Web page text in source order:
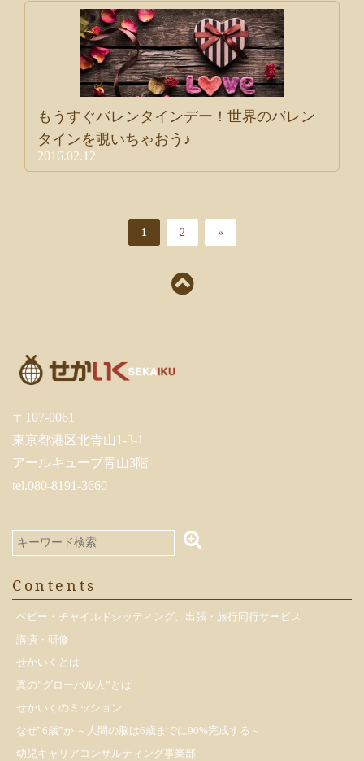
もうすぐバレンタインデー！世界のバレン
タインを覗いちゃおう♪
2016.02.12
1 2 »
〒107-0061
東京都港区北青山1-3-1
アールキューブ青山3階
tel.080-8191-3660
Contents
ベビー・チャイルドシッティング、出張・旅行同行サービス
講演・研修
せかいくとは
真の”グローバル人”とは
せかいくのミッション
なぜ”6歳”か ～人間の脳は6歳までに90%完成する～
幼児キャリアコンサルティング事業部